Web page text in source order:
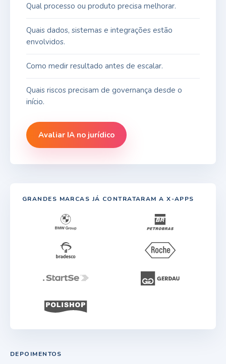
Qual processo ou produto precisa melhorar.
Quais dados, sistemas e integrações estão
envolvidos.
Como medir resultado antes de escalar.
Quais riscos precisam de governança desde o
início.
Avaliar IA no jurídico
GRANDES MARCAS JÁ CONTRATARAM A X-APPS
DEPOIMENTOS